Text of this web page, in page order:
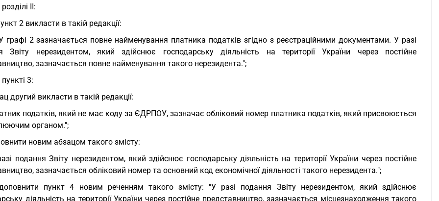
II:
2 викласти в такій редакції:
графі 2 зазначається повне найменування платника податків згідно з реєстраційними документами. У разі
Звіту нерезидентом, який здійснює господарську діяльність на території України через постійне
зазначається повне найменування такого нерезидента.";
3:
другий викласти в такій редакції:
податків, який не має коду за ЄДРПОУ, зазначає обліковий номер платника податків, який присвоюється
органом.";
новим абзацом такого змісту:
подання Звіту нерезидентом, який здійснює господарську діяльність на території України через постійне
зазначається обліковий номер та основний код економічної діяльності такого нерезидента.";
пункт 4 новим реченням такого змісту: "У разі подання Звіту нерезидентом, який здійснює
діяльність на території України через постійне представництво, зазначається місцезнаходження такого